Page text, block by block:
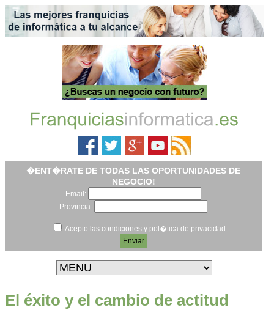
�ENT�RATE DE TODAS LAS OPORTUNIDADES DE
NEGOCIO!
Email:
Provincia:
Acepto las condiciones y pol�tica de privacidad
El éxito y el cambio de actitud